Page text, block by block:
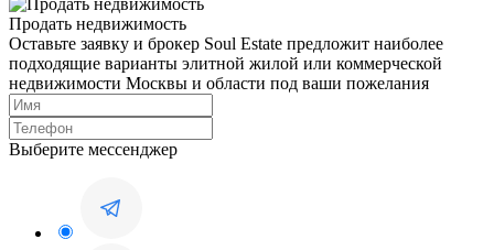
Продать недвижимость
Оставьте заявку и брокер Soul Estate предложит наиболее
подходящие варианты элитной жилой или коммерческой
недвижимости Москвы и области под ваши пожелания
Выберите мессенджер